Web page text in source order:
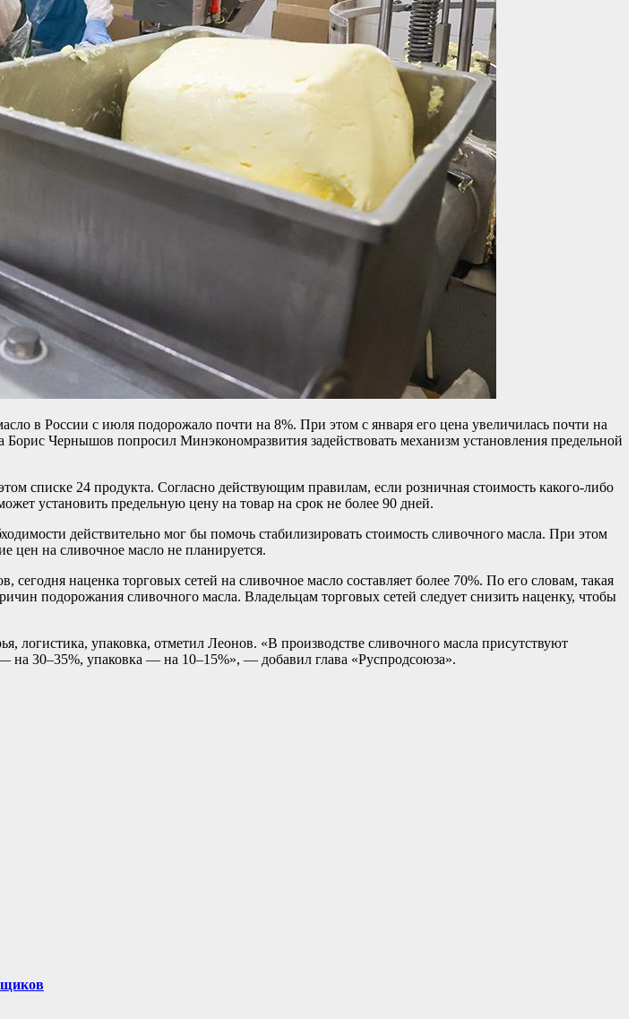
в России с июля подорожало почти на 8%. При этом с января его цена увеличилась почти на
Чернышов попросил Минэкономразвития задействовать механизм установления предельной
списке 24 продукта. Согласно действующим правилам, если розничная стоимость какого-либо
установить предельную цену на товар на срок не более 90 дней.
действительно мог бы помочь стабилизировать стоимость сливочного масла. При этом
цен на сливочное масло не планируется.
наценка торговых сетей на сливочное масло составляет более 70%. По его словам, такая
подорожания сливочного масла. Владельцам торговых сетей следует снизить наценку, чтобы
логистика, упаковка, отметил Леонов. «В производстве сливочного масла присутствуют
на 30–35%, упаковка — на 10–15%», — добавил глава «Руспродсоюза».